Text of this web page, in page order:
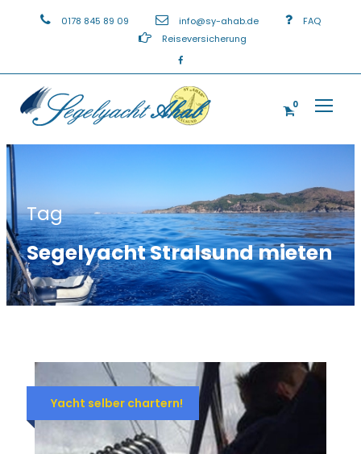
0178 845 89 09 info@sy-ahab.de
FAQ
Reiseversicherung
0
Tag
Segelyacht Stralsund mieten
Yacht selber chartern!